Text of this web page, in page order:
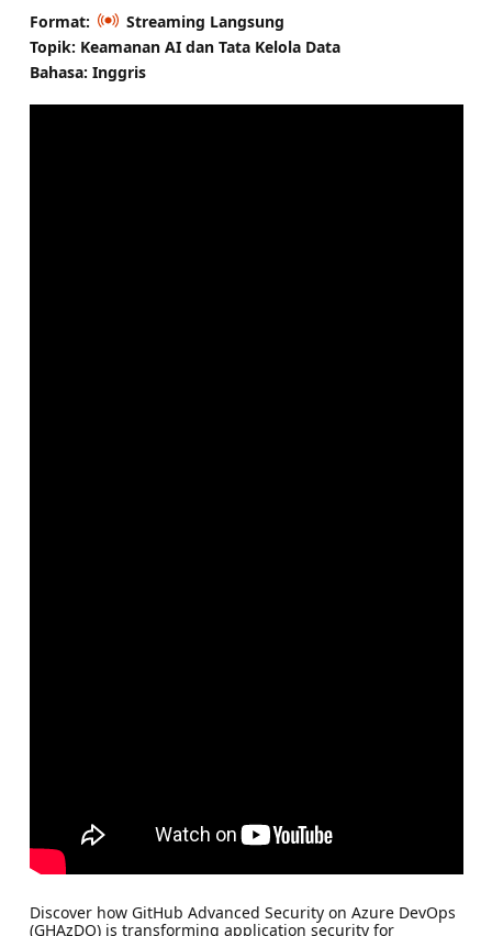
Format:
Streaming Langsung
Topik: Keamanan AI dan Tata Kelola Data
Bahasa: Inggris
Discover how GitHub Advanced Security on Azure DevOps
(GHAzDO) is transforming application security for